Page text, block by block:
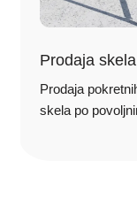
Prodaja skela
Prodaja
skela po